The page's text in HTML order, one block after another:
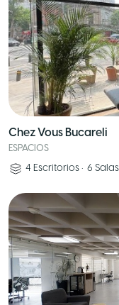
Chez Vous Bucareli
ESPACIOS
4 Escritorios • 6 Salas